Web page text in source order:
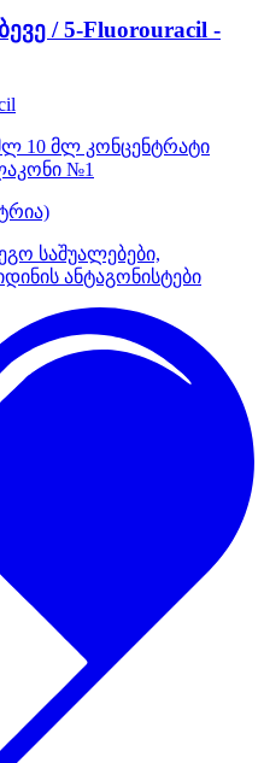
/ 5-Fluorouracil -
10 მლ კონცენტრატი
№1
საშუალებები,
ანტაგონისტები